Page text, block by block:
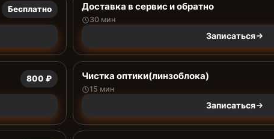
Бесплатно Доставка в сервис и обратно
30 мин
Записаться
800 ₽ Чистка оптики(линзоблока)
15 мин
Записаться